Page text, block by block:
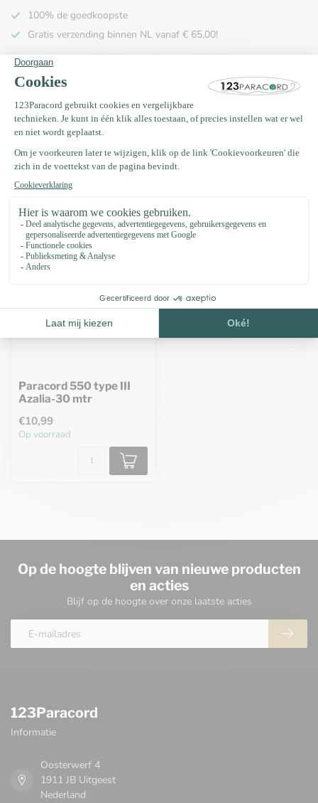
100% de goedkoopste
Gratis verzending binnen NL vanaf € 65,00!
Productomschrijving
Specificaties
Recent bekeken
Paracord 550 type III
Azalia-30 mtr
€10,99
Op voorraad
Op de hoogte blijven van nieuwe producten
en acties
Blijf op de hoogte over onze laatste acties
123Paracord
Informatie
Oosterwerf 4
1911 JB Uitgeest
Nederland